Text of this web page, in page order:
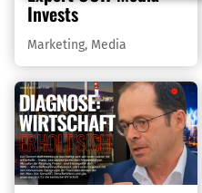
Invests
Marketing, Media